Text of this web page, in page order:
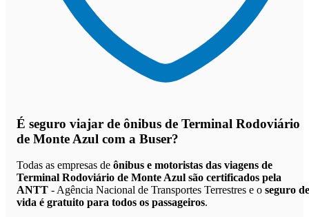
É seguro viajar de ônibus de Terminal Rodoviário
de Monte Azul com a Buser?
Todas as empresas de ônibus e motoristas das viagens de
Terminal Rodoviário de Monte Azul são certificados pela
ANTT - Agência Nacional de Transportes Terrestres e o seguro de
vida é gratuito para todos os passageiros.